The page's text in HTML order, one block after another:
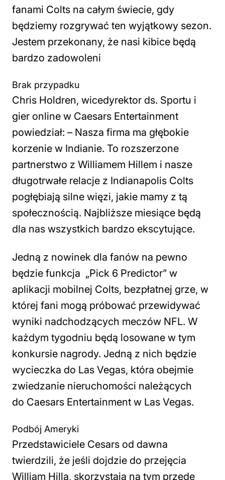
fanami Colts na całym świecie, gdy
będziemy rozgrywać ten wyjątkowy sezon.
Jestem przekonany, że nasi kibice będą
bardzo zadowoleni
Brak przypadku
Chris Holdren, wicedyrektor ds. Sportu i
gier online w Caesars Entertainment
powiedział: – Nasza firma ma głębokie
korzenie w Indianie. To rozszerzone
partnerstwo z Williamem Hillem i nasze
długotrwałe relacje z Indianapolis Colts
pogłębiają silne więzi, jakie mamy z tą
społecznością. Najbliższe miesiące będą
dla nas wszystkich bardzo ekscytujące.
Jedną z nowinek dla fanów na pewno
będzie funkcja „Pick 6 Predictor” w
aplikacji mobilnej Colts, bezpłatnej grze, w
której fani mogą próbować przewidywać
wyniki nadchodzących meczów NFL. W
każdym tygodniu będą losowane w tym
konkursie nagrody. Jedną z nich będzie
wycieczka do Las Vegas, która obejmie
zwiedzanie nieruchomości należących
do Caesars Entertainment w Las Vegas.
Podbój Ameryki
Przedstawiciele Cesars od dawna
twierdzili, że jeśli dojdzie do przejęcia
William Hilla, skorzystają na tym przede